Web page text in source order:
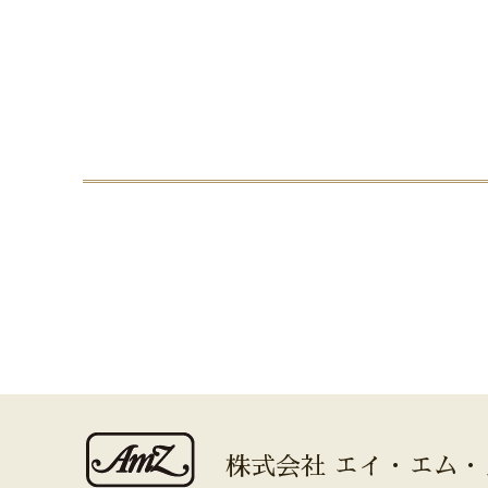
株式会社 エイ・エム・